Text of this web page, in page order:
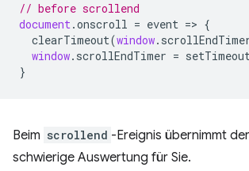
// before scrollend
document.onscroll = event => {
clearTimeout(window.
window. scrollEndTimer =
}
Beim scrollend -Ereignis übernimmt
schwierige Auswertung für Sie.